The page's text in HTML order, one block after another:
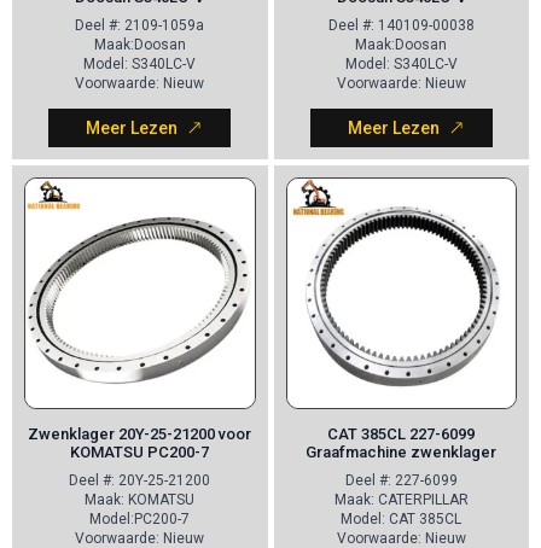
Deel #: 2109-1059a
Maak:Doosan
Model : S340LC-V
Voorwaarde: Nieuw
Meer Lezen
Deel #: 140109-00038
Maak:Doosan
Model : S340LC-V
Voorwaarde: Nieuw
Meer Lezen
Zwenklager 20Y-25-21200 voor
KOMATSU PC200-7
Deel #: 20Y-25-21200
Maak: KOMATSU
Model :PC200-7
Voorwaarde: Nieuw
CAT 385CL 227-6099
Graafmachine zwenklager
Deel #: 227-6099
Maak: CATERPILLAR
Model : CAT 385CL
Voorwaarde: Nieuw